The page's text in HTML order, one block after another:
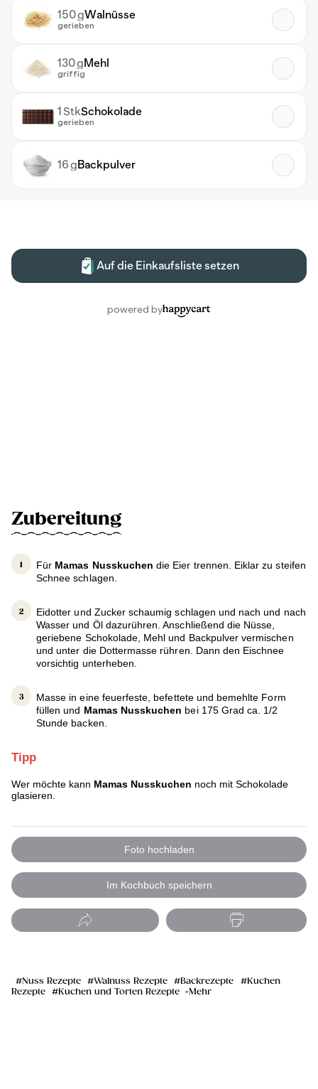
Zubereitung
Für Mamas Nusskuchen die Eier trennen. Eiklar zu steifen
Schnee schlagen.
Eidotter und Zucker schaumig schlagen und nach und nach
Wasser und Öl dazurühren. Anschließend die Nüsse,
geriebene Schokolade, Mehl und Backpulver vermischen
und unter die Dottermasse rühren. Dann den Eischnee
vorsichtig unterheben.
Masse in eine feuerfeste, befettete und bemehlte Form
füllen und Mamas Nusskuchen bei 175 Grad ca. 1/2
Stunde backen.
Tipp
Wer möchte kann Mamas Nusskuchen noch mit Schokolade
glasieren.
Foto hochladen
Im Kochbuch speichern
Nuss Rezepte Walnuss Rezepte Backrezepte
Kuchen
Rezepte
Kuchen und Torten Rezepte Mehr